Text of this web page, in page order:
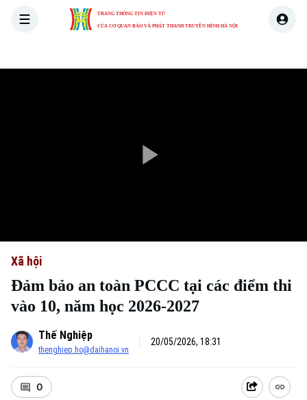
TRANG THÔNG TIN ĐIỆN TỬ
CỦA CƠ QUAN BÁO VÀ PHÁT THANH TRUYỀN HÌNH HÀ NỘI
Xã hội
Đảm bảo an toàn PCCC tại các điểm thi
vào 10, năm học 2026-2027
Thế Nghiệp
thenghiep.ho@daihanoi.vn
20/05/2026, 18:31
0